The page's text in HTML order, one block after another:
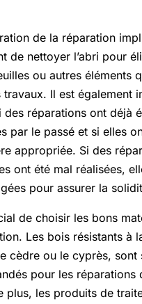
de la réparation
de nettoyer l’abri pour
ou autres éléments
travaux. Il est également
des réparations ont déjà
par le passé et si elles
appropriée. Si des
ont été mal réalisées,
pour assurer la
de choisir les bons
Les bois résistants à
cèdre ou le cyprès, sont
pour les réparations
plus, les produits de